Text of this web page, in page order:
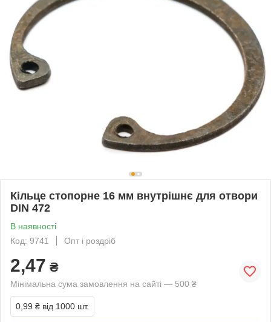
Кільце стопорне 16 мм внутрішнє для отвори
DIN 472
В наявності
Код: 9741
Опт і роздріб
2,47 ₴
Мінімальна сума замовлення на сайті — 500 ₴
0,99 ₴ від 1000 шт.